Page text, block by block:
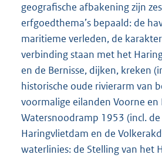
geografische afbakening zijn
erfgoedthema’s bepaald: de
maritieme verleden, de
verbinding staan met het
en de Bernisse, dijken, kreken
historische oude rivierarm van
voormalige eilanden Voorne
Watersnoodramp 1953 (incl.
Haringvlietdam en de
waterlinies: de Stelling van het